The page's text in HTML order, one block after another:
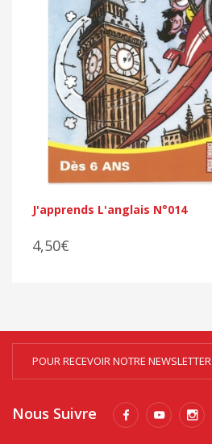
J'apprends L'anglais N°014
4,50€
POUR RECEVOIR NOTRE NEWSLETTER
Nous Suivre